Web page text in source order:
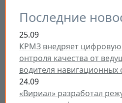
Последние
25.09
КРМЗ внедряет цифровую
онтроля качества от
водителя навигационных
24.09
«Вириал» разработал